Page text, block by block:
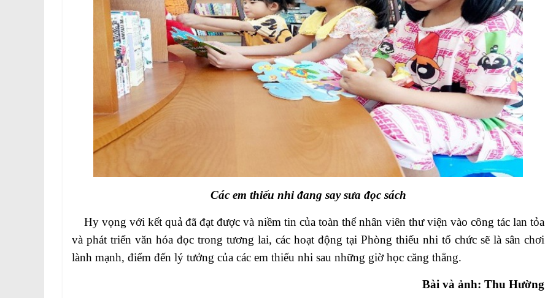
Các em thiếu nhi đang say sưa đọc sách
Hy vọng với kết quả đã đạt được và niềm tin của toàn thể nhân viên thư viện vào công tác lan tỏa
và phát triển văn hóa đọc trong tương lai, các hoạt động tại Phòng thiếu nhi tổ chức sẽ là sân chơi
lành mạnh, điểm đến lý tưởng của các em thiếu nhi sau những giờ học căng thẳng.
Bài và ảnh: Thu Hường